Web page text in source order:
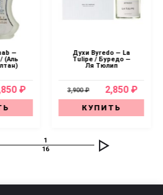
—
(Аль
₽
Духи Byredo — La
Tulipe / Буредо —
Ля Тюлип
3,900 ₽ 2,850 ₽
КУПИТЬ
1
16